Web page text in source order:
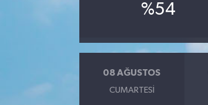
%54
08 AĞUSTOS
CUMARTESI